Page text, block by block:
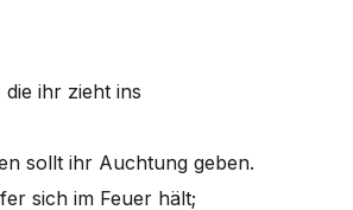
ihr zieht ins
sollt ihr Auchtung geben.
sich im Feuer hält;